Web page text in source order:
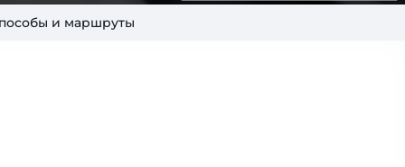
и маршруты